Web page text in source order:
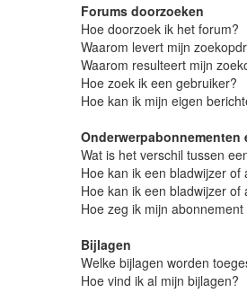
Forums doorzoeken
Hoe doorzoek ik het forum?
Waarom levert mijn
Waarom resulteert mijn
Hoe zoek ik een gebruiker?
Hoe kan ik mijn eigen
Onderwerpabonnementen
Wat is het verschil tussen
Hoe kan ik een bladwijzer
Hoe kan ik een bladwijzer
Hoe zeg ik mijn abonnement
Bijlagen
Welke bijlagen worden
Hoe vind ik al mijn bijlagen?